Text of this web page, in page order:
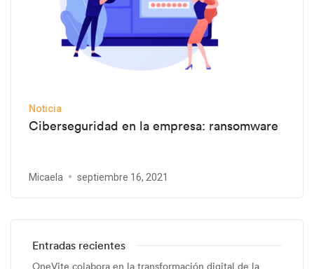
Noticia
Ciberseguridad en la empresa: ransomware
Micaela septiembre 16, 2021
Entradas recientes
OneVite colabora en la transformación digital de la